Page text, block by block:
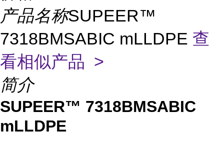
产品名称SUPEER™
7318BMSABIC mLLDPE 查
看相似产品 >
简介
SUPEER™ 7318BMSABIC
mLLDPE